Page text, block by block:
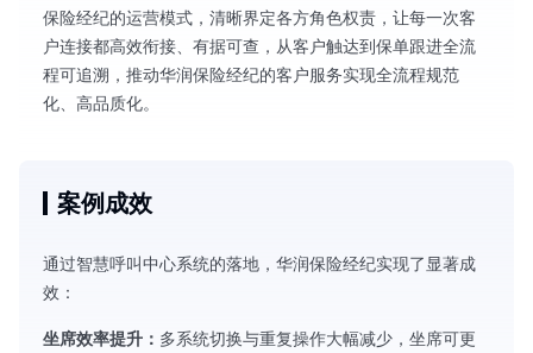
保险经纪的运营模式，清晰界定各方角色权责，让每一次客
户连接都高效衔接、有据可查，从客户触达到保单跟进全流
程可追溯，推动华润保险经纪的客户服务实现全流程规范
化、高品质化。
案例成效
通过智慧呼叫中心系统的落地，华润保险经纪实现了显著成
效：
坐席效率提升： 多系统切换与重复操作大幅减少，坐席可更